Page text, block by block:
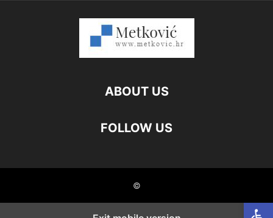
ABOUT US
FOLLOW US
©